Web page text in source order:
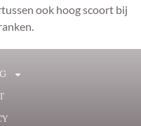
ook hoog scoort bij